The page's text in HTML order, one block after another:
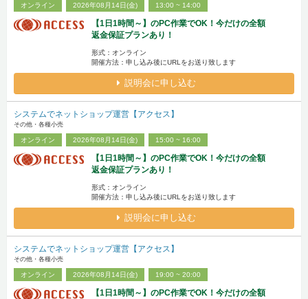
オンライン 2026年08月14日(金) 13:00 ~ 14:00
【1日1時間～】のPC作業でOK！今だけの全額
返金保証プランあり！
形式：オンライン
開催方法：申し込み後にURLをお送り致します
説明会に申し込む
システムでネットショップ運営【アクセス】
その他・各種小売
オンライン 2026年08月14日(金) 15:00 ~ 16:00
【1日1時間～】のPC作業でOK！今だけの全額
返金保証プランあり！
形式：オンライン
開催方法：申し込み後にURLをお送り致します
説明会に申し込む
システムでネットショップ運営【アクセス】
その他・各種小売
オンライン 2026年08月14日(金) 19:00 ~ 20:00
【1日1時間～】のPC作業でOK！今だけの全額